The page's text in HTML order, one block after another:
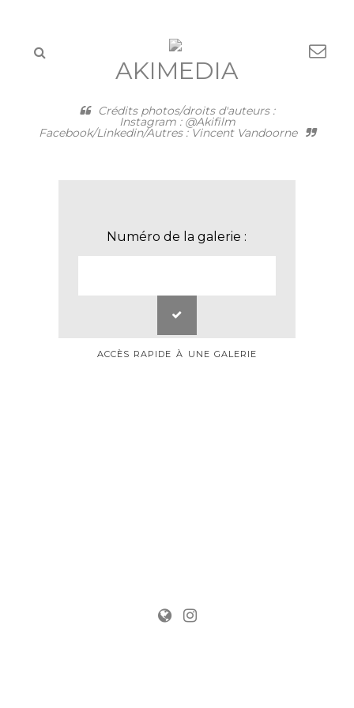
AKIMEDIA
Crédits photos/droits d'auteurs :
Instagram : @Akifilm
Facebook/Linkedin/Autres : Vincent Vandoorne
Numéro de la galerie :
ACCÈS RAPIDE À UNE GALERIE